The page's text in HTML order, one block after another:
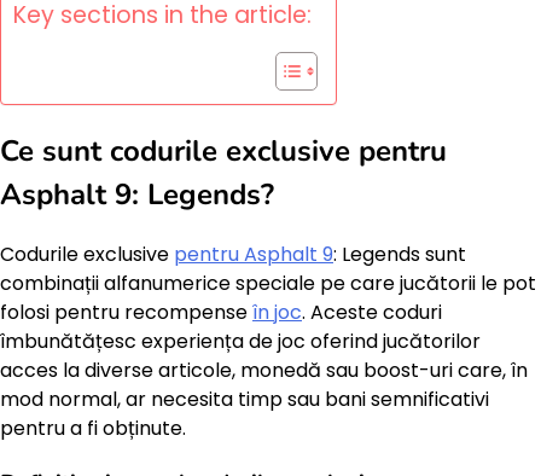
Key sections in the article:
Ce sunt codurile exclusive pentru
Asphalt 9: Legends?
Codurile exclusive pentru Asphalt 9: Legends sunt
combinații alfanumerice speciale pe care jucătorii le pot
folosi pentru recompenseîn joc. Aceste coduri
îmbunătățesc experiența de joc oferind jucătorilor
acces la diverse articole, monedă sau boost-uri care, în
mod normal, ar necesita timp sau bani semnificativi
pentru a fi obținute.